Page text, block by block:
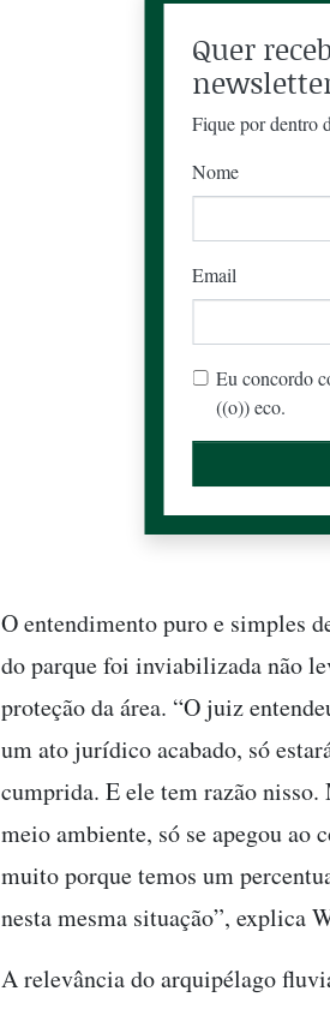
Quer
Fique por dentro
Nome
Email
Eu concordo
((o)) eco.
O entendimento puro e simples
do parque foi inviabilizada não
proteção da área. “O juiz
um ato jurídico acabado, só
cumprida. E ele tem razão
meio ambiente, só se apegou
muito porque temos um
nesta mesma situação”, explica
A relevância do arquipélago